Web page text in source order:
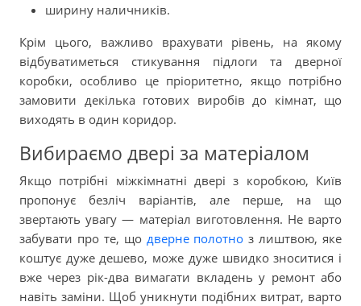
ширину наличників.
Крім цього, важливо врахувати рівень, на якому
відбуватиметься стикування підлоги та дверної
коробки, особливо це пріоритетно, якщо потрібно
замовити декілька готових виробів до кімнат, що
виходять в один коридор.
Вибираємо двері за матеріалом
Якщо потрібні міжкімнатні двері з коробкою, Київ
пропонує безліч варіантів, але перше, на що
звертають увагу — матеріал виготовлення. Не варто
забувати про те, що дверне полотно з лиштвою, яке
коштує дуже дешево, може дуже швидко зноситися і
вже через рік-два вимагати вкладень у ремонт або
навіть заміни. Щоб уникнути подібних витрат, варто